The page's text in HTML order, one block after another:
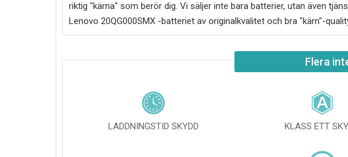
riktig "kärna" som berör dig. Vi säljer inte bara batterier, utan även
Lenovo 20QG000SMX -batteriet av originalkvalitet och bra "kärn"-
Flera
LADDNINGSTID SKYDD KLASS ETT